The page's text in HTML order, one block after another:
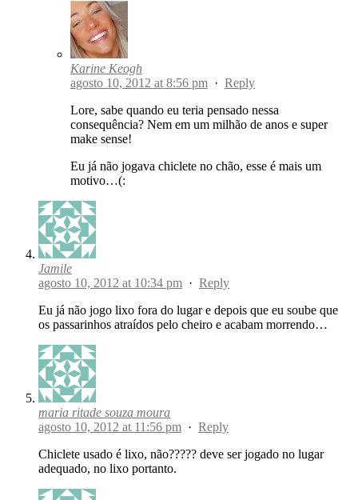
Karine Keogh
agosto 10, 2012 at 8:56 pm · Reply
Lore, sabe quando eu teria pensado nessa
consequência? Nem em um milhão de anos e super
make sense!
Eu já não jogava chiclete no chão, esse é mais um
motivo…(:
Jamile
agosto 10, 2012 at 10:34 pm · Reply
Eu já não jogo lixo fora do lugar e depois que eu soube que
os passarinhos atraídos pelo cheiro e acabam morrendo…
maria ritade souza moura
agosto 10, 2012 at 11:56 pm · Reply
Chiclete usado é lixo, não????? deve ser jogado no lugar
adequado, no lixo portanto.